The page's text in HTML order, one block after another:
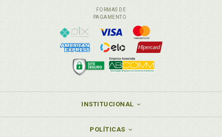
FORMAS DE
PAGAMENTO
INSTITUCIONAL
POLÍTICAS